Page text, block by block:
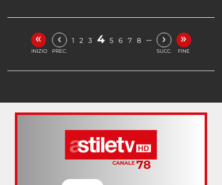
«
INIZIO
‹
PREC.
1 2 3 4 5 6 7 8 … ›
SUCC.
»
FINE